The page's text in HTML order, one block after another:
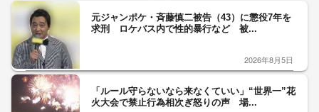
元ジャンポケ・斉藤慎二被告（43）に懲役7年を
求刑 ロケバス内で性的暴行など 被...
2026年8月5日
「ルール守らないなら来なくていい」“世界一”花
火大会で禁止行為相次ぎ怒りの声 場...